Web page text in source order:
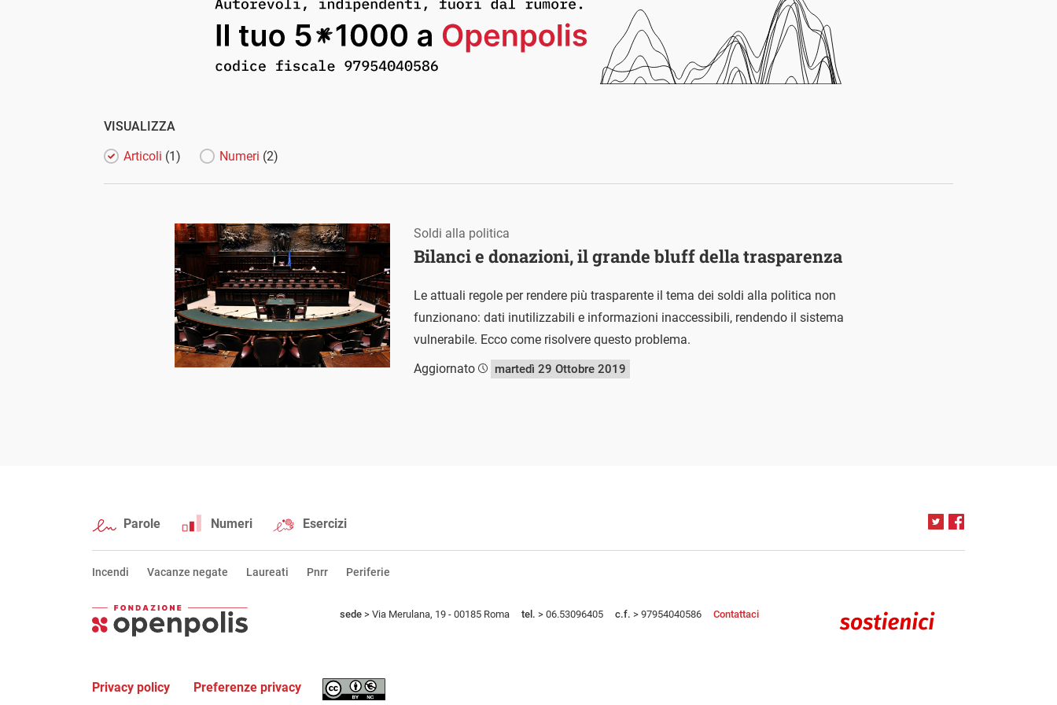
VISUALIZZA
Articoli (1) Numeri (2)
Bilanci e donazioni, il grande bluff della trasparenza
Soldi alla politica
Le attuali regole per rendere più trasparente il tema dei soldi alla politica non
funzionano: dati inutilizzabili e informazioni inaccessibili, rendendo il sistema
vulnerabile. Ecco come risolvere questo problema.
Aggiornato
martedì 29 Ottobre 2019
Parole Numeri Esercizi
Incendi Vacanze negate Laureati Pnrr Periferie
sede > Via Merulana, 19 - 00185 Roma tel. > 06.53096405 c.f. > 97954040586 Contattaci
Privacy policy Preferenze privacy